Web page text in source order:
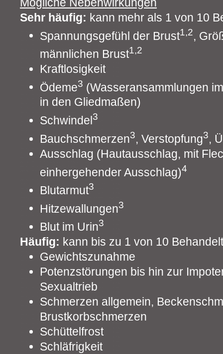
Sehr häufig: kann mehr als 1 von 10
Spannungsgefühl der Brust1,2,
männlichen Brust1,2
Kraftlosigkeit
Ödeme3 (Wasseransammlungen
in den Gliedmaßen)
Schwindel3
Bauchschmerzen3, Verstopfung3,
Ausschlag (Hautausschlag, mit
einhergehender Ausschlag)4
Blutarmut3
Hitzewallungen3
Blut im Urin3
Häufig: kann bis zu 1 von 10
Gewichtszunahme
Potenzstörungen bis hin zur
Sexualtrieb
Schmerzen allgemein,
Brustkorbschmerzen
Schüttelfrost
Schläfrigkeit